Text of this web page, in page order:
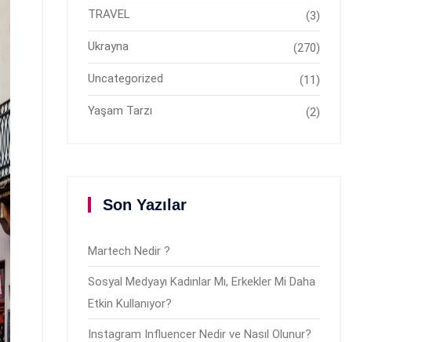
TRAVEL (3)
Ukrayna (270)
Uncategorized (11)
Yaşam Tarzı (2)
Son Yazılar
Martech Nedir ?
Sosyal Medyayı Kadınlar Mı, Erkekler Mi Daha
Etkin Kullanıyor?
Instagram Influencer Nedir ve Nasıl Olunur?